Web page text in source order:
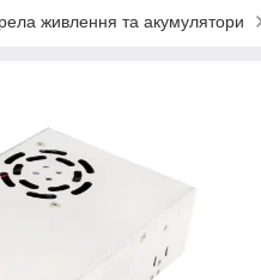
живлення та акумулятори